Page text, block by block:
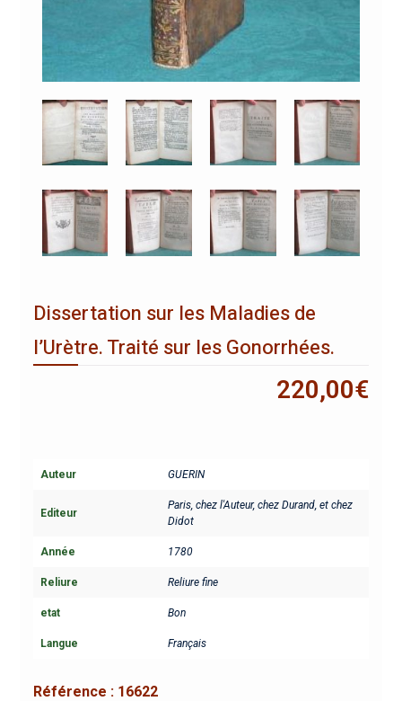
Dissertation sur les Maladies de
l’Urètre. Traité sur les Gonorrhées.
220,00€
Auteur GUERIN
Editeur
Paris, chez l'Auteur, chez Durand, et chez
Didot
Année 1780
Reliure Reliure fine
etat Bon
Langue Français
Référence : 16622